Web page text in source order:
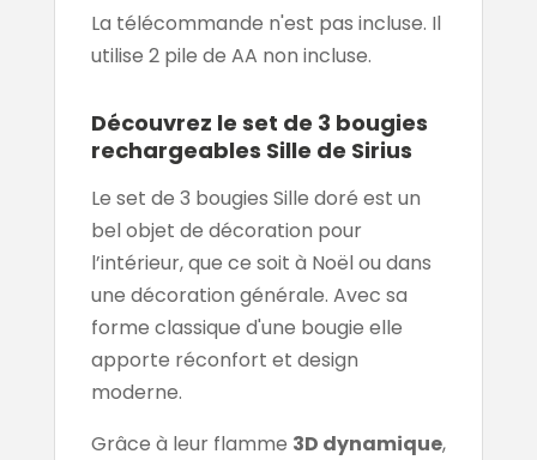
La télécommande n'est pas incluse. Il
utilise 2 pile de AA non incluse.
Découvrez le set de 3 bougies
rechargeables Sille de Sirius
Le set de 3 bougies Sille doré est un
bel objet de décoration pour
l’intérieur, que ce soit à Noël ou dans
une décoration générale. Avec sa
forme classique d'une bougie elle
apporte réconfort et design
moderne.
Grâce à leur flamme 3D dynamique,